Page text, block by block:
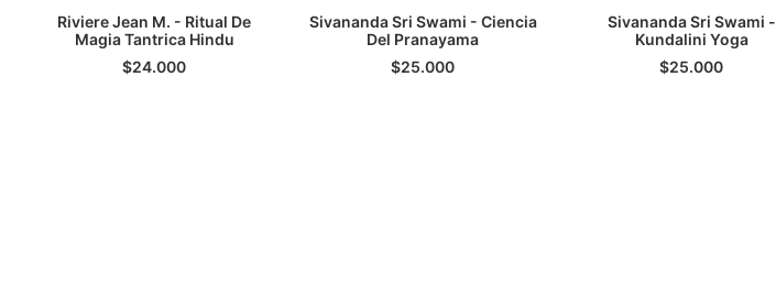
LEER MÁS
Riviere Jean M. - Ritual De
Magia Tantrica Hindu
$24.000
LEER MÁS
Sivananda Sri Swami - Ciencia
Del Pranayama
$25.000
LEER MÁS
Sivananda Sri Swami -
Kundalini Yoga
$25.000